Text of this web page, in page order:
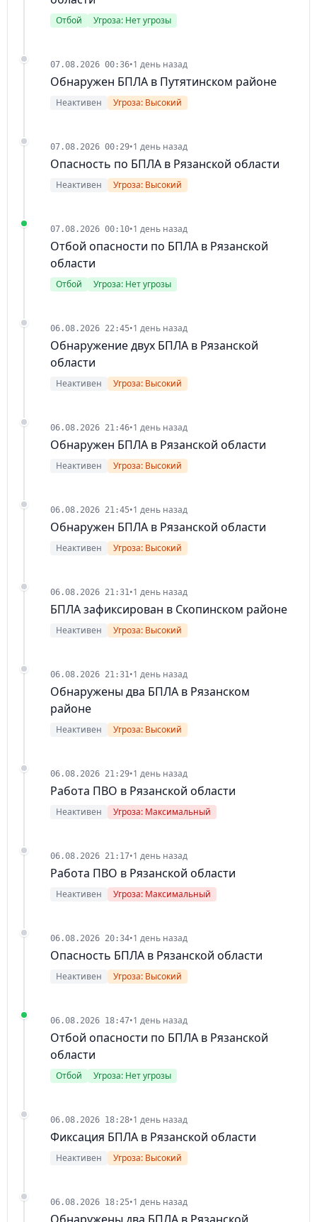
Отбой Угроза: Нет угрозы
07.08.2026 00:36•1 день назад
Обнаружен БПЛА в Путятинском районе
Неактивен Угроза: Высокий
07.08.2026 00:29•1 день назад
Опасность по БПЛА в Рязанской области
Неактивен Угроза: Высокий
07.08.2026 00:10•1 день назад
Отбой опасности по БПЛА в Рязанской
области
Отбой Угроза: Нет угрозы
06.08.2026 22:45•1 день назад
Обнаружение двух БПЛА в Рязанской
области
Неактивен Угроза: Высокий
06.08.2026 21:46•1 день назад
Обнаружен БПЛА в Рязанской области
Неактивен Угроза: Высокий
06.08.2026 21:45•1 день назад
Обнаружен БПЛА в Рязанской области
Неактивен Угроза: Высокий
06.08.2026 21:31•1 день назад
БПЛА зафиксирован в Скопинском районе
Неактивен Угроза: Высокий
06.08.2026 21:31•1 день назад
Обнаружены два БПЛА в Рязанском
районе
Неактивен Угроза: Высокий
06.08.2026 21:29•1 день назад
Работа ПВО в Рязанской области
Неактивен Угроза: Максимальный
06.08.2026 21:17•1 день назад
Работа ПВО в Рязанской области
Неактивен Угроза: Максимальный
06.08.2026 20:34•1 день назад
Опасность БПЛА в Рязанской области
Неактивен Угроза: Высокий
06.08.2026 18:47•1 день назад
Отбой опасности по БПЛА в Рязанской
области
Отбой Угроза: Нет угрозы
06.08.2026 18:28•1 день назад
Фиксация БПЛА в Рязанской области
Неактивен Угроза: Высокий
06.08.2026 18:25•1 день назад